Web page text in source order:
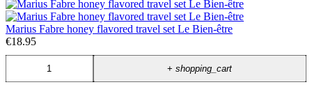
Marius Fabre honey flavored travel set Le Bien-être
€18.95
+shopping_cart